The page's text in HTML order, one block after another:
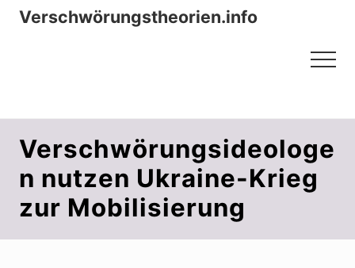
Menu
Zum
ZurVerschwörungstheorien.info
Menu
Verschwörungsideologe
n nutzen Ukraine-Krieg
zur Mobilisierung